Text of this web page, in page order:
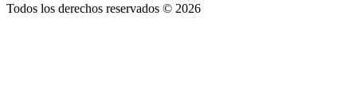
Todos los derechos reservados © 2026